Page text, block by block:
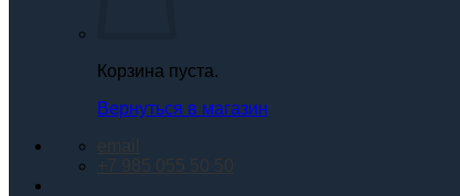
Корзина пуста.
Вернуться в магазин
email
+7 985 055 50 50